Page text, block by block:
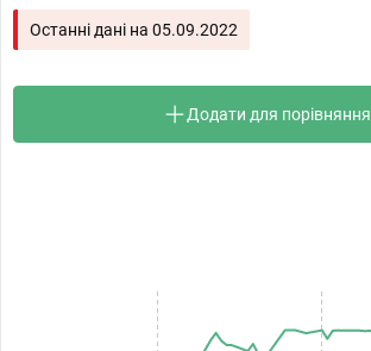
Останні дані на 05.09.2022
Додати для порівняння